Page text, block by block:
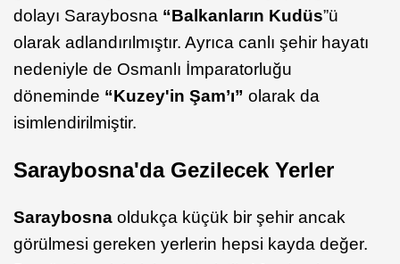
dolayı Saraybosna “Balkanların Kudüs”ü
olarak adlandırılmıştır. Ayrıca canlı şehir hayatı
nedeniyle de Osmanlı İmparatorluğu
döneminde “Kuzey'in Şam’ı” olarak da
isimlendirilmiştir.
Saraybosna'da Gezilecek Yerler
Saraybosna oldukça küçük bir şehir ancak
görülmesi gereken yerlerin hepsi kayda değer.